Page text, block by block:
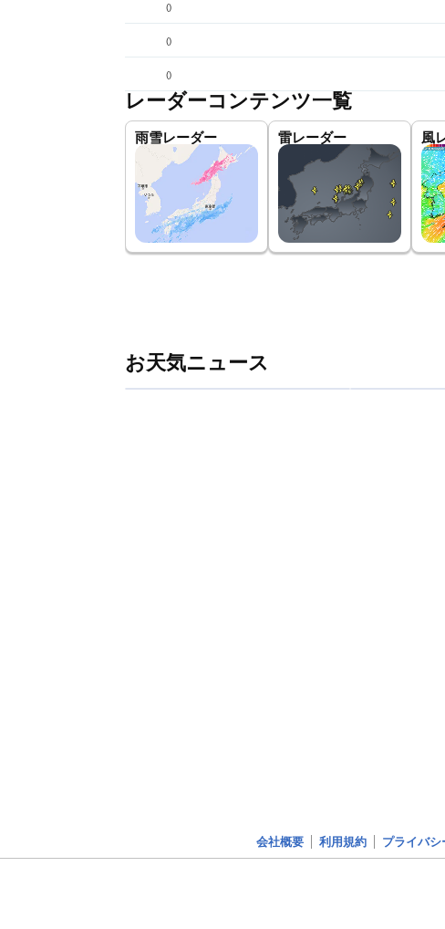
()
()
()
レーダーコンテンツ一覧
雨雪レーダー 雷レーダー 風
お天気ニュース
会社概要 利用規約 プライバ